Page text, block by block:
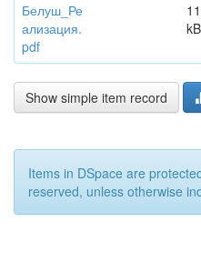
Белуш_Ре
ализация.
pdf
kB
Show simple item record
Items in DSpace are
reserved, unless otherwise